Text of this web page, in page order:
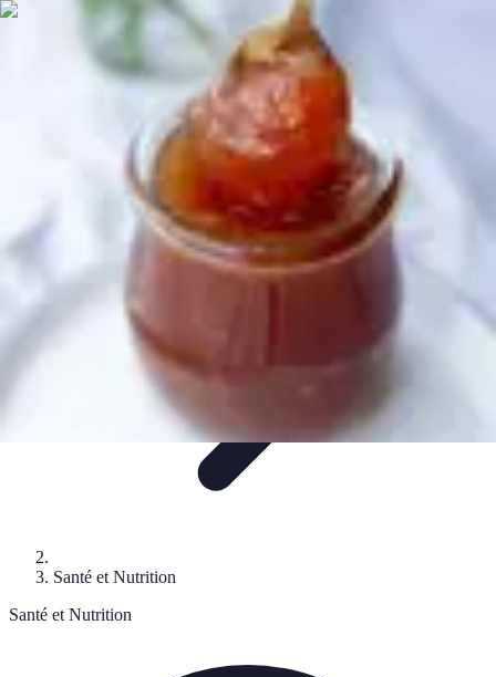
Fruits de Saison
Saisons Alimentation saineArticles Mensuels
Santé et Nutrition
Santé et Nutrition